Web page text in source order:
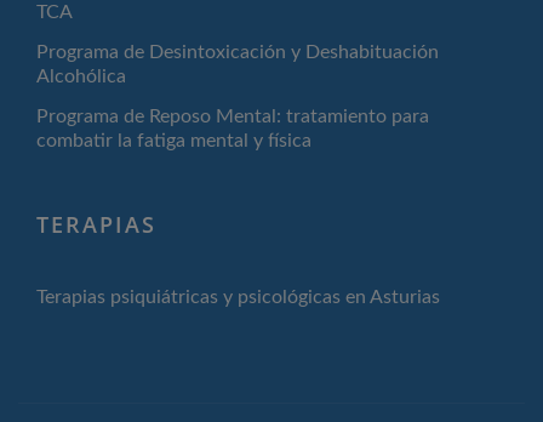
TCA
Programa de Desintoxicación y Deshabituación
Alcohólica
Programa de Reposo Mental: tratamiento para
combatir la fatiga mental y física
TERAPIAS
Terapias psiquiátricas y psicológicas en Asturias